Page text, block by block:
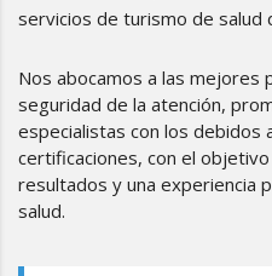
servicios de turismo de salud
Nos abocamos a las mejores
seguridad de la atención,
especialistas con los debidos
certificaciones, con el
resultados y una experiencia
salud.